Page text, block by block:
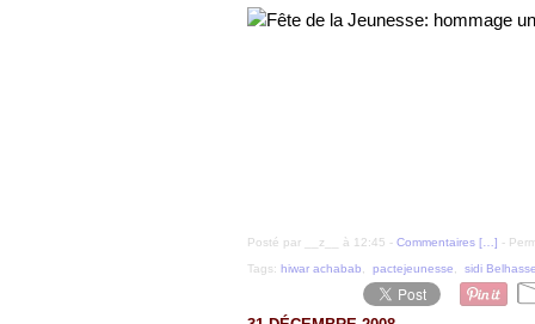
Posté par __z__ à 12:45 - Commentaires [ ] -
Tags: hiwar achabab pactejeunesse sidi